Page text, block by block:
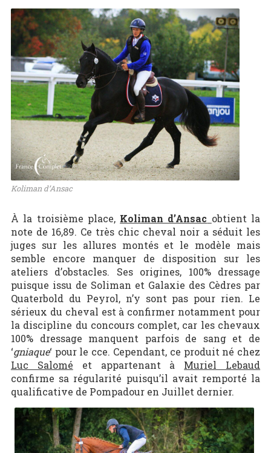
Koliman d’Ansac
À la troisième place, Koliman d’Ansac obtient la
note de 16,89. Ce très chic cheval noir a séduit les
juges sur les allures montés et le modèle mais
semble encore manquer de disposition sur les
ateliers d’obstacles. Ses origines, 100% dressage
puisque issu de Soliman et Galaxie des Cèdres par
Quaterbold du Peyrol, n’y sont pas pour rien. Le
sérieux du cheval est à confirmer notamment pour
la discipline du concours complet, car les chevaux
100% dressage manquent parfois de sang et de
‘gniaque‘ pour le cce. Cependant, ce produit né chez
Luc Salomé et appartenant à Muriel Lebaud
confirme sa régularité puisqu’il avait remporté la
qualificative de Pompadour en Juillet dernier.